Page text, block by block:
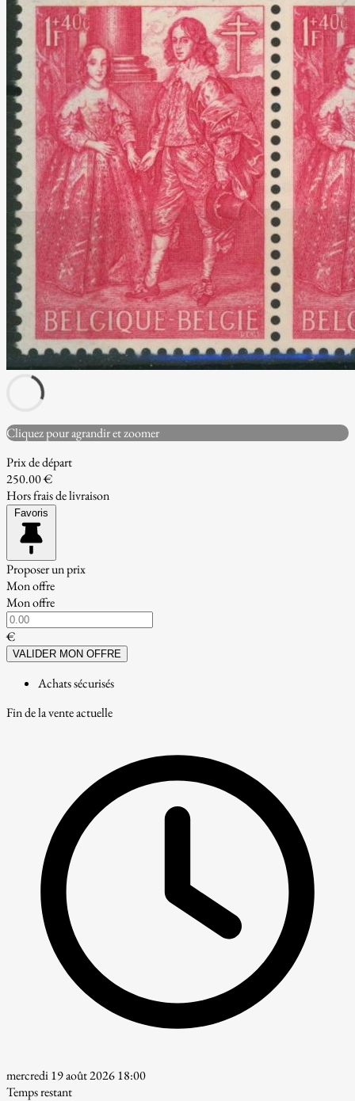
Cliquez pour agrandir et zoomer
Prix de départ
250.00 €
Hors frais de livraison
Favoris
Proposer un prix
Mon offre
Mon offre
€
VALIDER MON OFFRE
Achats sécurisés
Fin de la vente actuelle
mercredi 19 août 2026 18:00
Temps restant